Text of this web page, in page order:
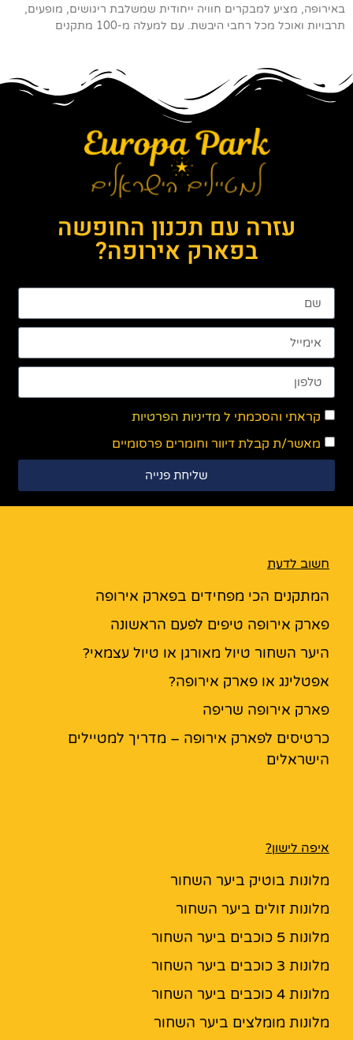
באירופה, מציע למבקרים חוויה ייחודית שמשלבת ריגושים, מופעים,
תרבויות ואוכל מכל רחבי היבשת. עם למעלה מ-100 מתקנים
עזרה עם תכנון החופשה
בפארק אירופה?
קראתי והסכמתי ל מדיניות הפרטיות
מאשר/ת קבלת דיוור וחומרים פרסומיים
שליחת פנייה
חשוב לדעת
המתקנים הכי מפחידים בפארק אירופה
פארק אירופה טיפים לפעם הראשונה
היער השחור טיול מאורגן או טיול עצמאי?
אפטלינג או פארק אירופה?
פארק אירופה שריפה
כרטיסים לפארק אירופה – מדריך למטיילים
הישראלים
איפה לישון?
מלונות בוטיק ביער השחור
מלונות זולים ביער השחור
מלונות 5 כוכבים ביער השחור
מלונות 3 כוכבים ביער השחור
מלונות 4 כוכבים ביער השחור
מלונות מומלצים ביער השחור